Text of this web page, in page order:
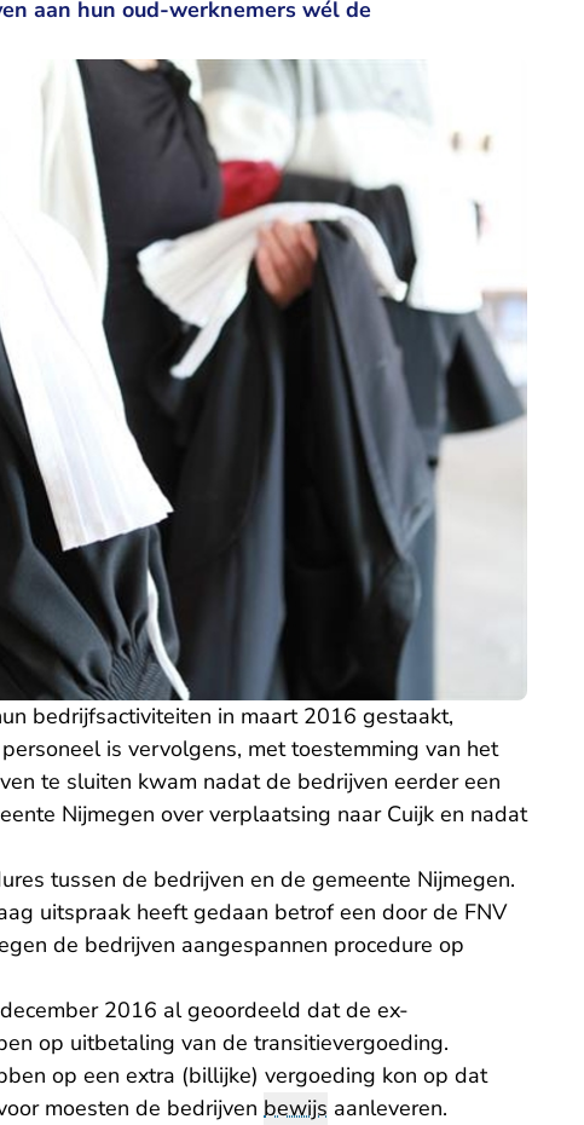
aan hun oud-werknemers wél de
bedrijfsactiviteiten in maart 2016 gestaakt,
is vervolgens, met toestemming van het
te sluiten kwam nadat de bedrijven eerder een
Nijmegen over verplaatsing naar Cuijk en nadat
tussen de bedrijven en de gemeente Nijmegen.
uitspraak heeft gedaan betrof een door de FNV
de bedrijven aangespannen procedure op
2016 al geoordeeld dat de ex-
op uitbetaling van de transitievergoeding.
op een extra (billijke) vergoeding kon op dat
moesten de bedrijven bewijs aanleveren.